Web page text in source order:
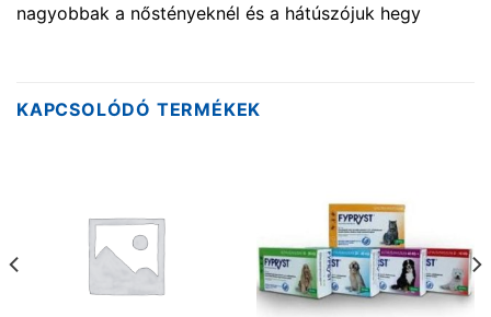
nagyobbak a nőstényeknél és a hátúszójuk hegy
KAPCSOLÓDÓ TERMÉKEK